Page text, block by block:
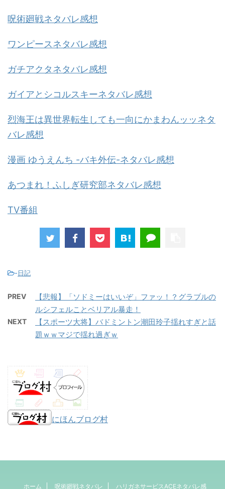
呪術廻戦ネタバレ感想
ワンピースネタバレ感想
ガチアクタネタバレ感想
ガイアとシコルスキーネタバレ感想
烈海王は異世界転生しても一向にかまわんッッネタ
バレ感想
漫画 ゆうえんち -バキ外伝-ネタバレ感想
あつまれ！ふしぎ研究部ネタバレ感想
TV番組
-日記
PREV
【悲報】「ソドミーはいいぞ」ファッ！？グラブルの
ルシフェルことベリアル暴走！
NEXT
【スポーツ大将】バドミントン潮田玲子揺れすぎと話
題ｗｗマジで揺れ過ぎｗ
にほんブログ村
ホーム 呪術廻戦ネタバレ ハリガネサービスACEネタバレ感